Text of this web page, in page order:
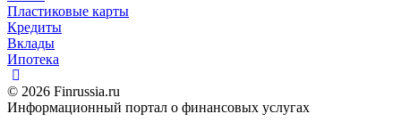
Пластиковые карты
Кредиты
Вклады
Ипотека
© 2026 Finrussia.ru
Информационный портал о финансовых услугах